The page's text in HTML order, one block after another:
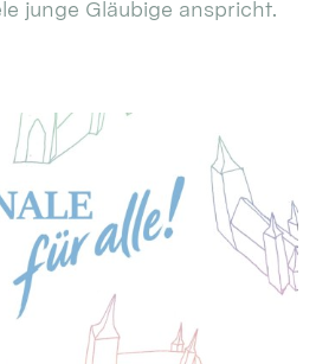
junge Gläubige anspricht.